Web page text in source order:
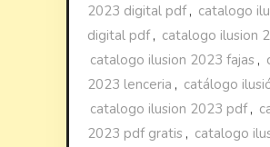
2023 digital pdf, catalogo
digital pdf, catalogo ilusion
catalogo ilusion 2023 fajas ,
2023 lenceria , catálogo
catalogo ilusion 2023 pdf,
2023 pdf gratis , catalogo